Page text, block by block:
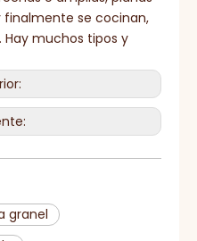
finalmente se cocinan,
Hay muchos tipos y
granel